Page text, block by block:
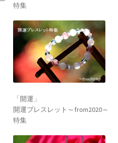
特集
「開運」
開運ブレスレット～from2020～
特集